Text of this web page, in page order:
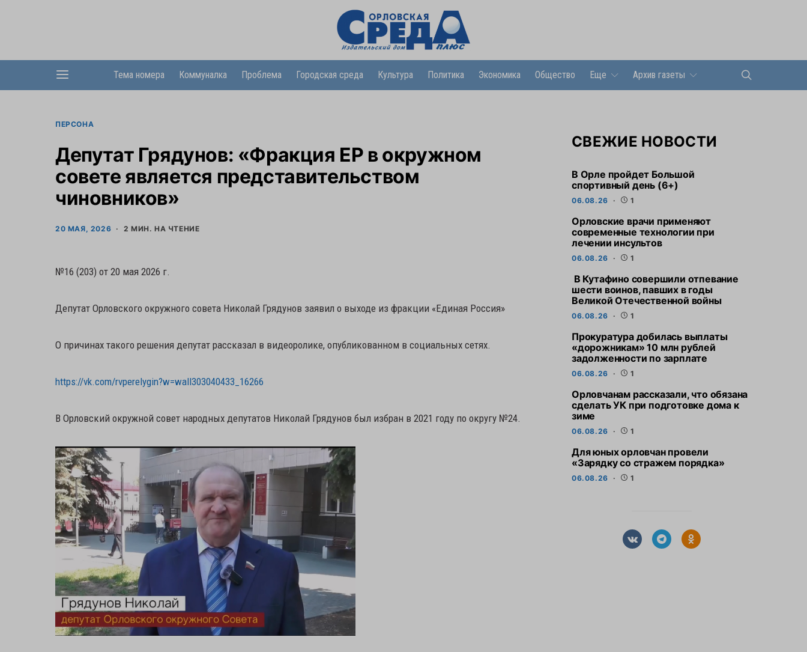
Тема номера Коммуналка Проблема Городская среда Культура Политика Экономика Общество Еще Архив газеты
ПЕРСОНА
Депутат Грядунов: «Фракция ЕР в окружном
совете является представительством
чиновников»
20 МАЯ, 2026 2 МИН. НА ЧТЕНИЕ
№16 (203) от 20 мая 2026 г.
Депутат Орловского окружного совета Николай Грядунов заявил о выходе из фракции «Единая Россия»
О причинах такого решения депутат рассказал в видеоролике, опубликованном в социальных сетях.
https://vk.com/rvperelygin?w=wall303040433_16266
В Орловский окружной совет народных депутатов Николай Грядунов был избран в 2021 году по округу №24.
СВЕЖИЕ НОВОСТИ
В Орле пройдет Большой
спортивный день (6+)
06.08.26 1
Орловские врачи применяют
современные технологии при
лечении инсультов
06.08.26 1
В Кутафино совершили отпевание
шести воинов, павших в годы
Великой Отечественной войны
06.08.26 1
Прокуратура добилась выплаты
«дорожникам» 10 млн рублей
задолженности по зарплате
06.08.26 1
Орловчанам рассказали, что обязана
сделать УК при подготовке дома к
зиме
06.08.26 1
Для юных орловчан провели
«Зарядку со стражем порядка»
06.08.26 1